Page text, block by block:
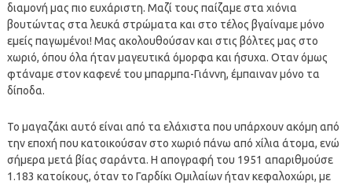
διαμονή μας πιο ευχάριστη. Μαζί τους παίζαμε στα χιόνια
βουτώντας στα λευκά στρώματα και στο τέλος βγαίναμε μόνο
εμείς παγωμένοι! Μας ακολουθούσαν και στις βόλτες μας στο
χωριό, όπου όλα ήταν μαγευτικά όμορφα και ήσυχα. Οταν όμως
φτάναμε στον καφενέ του μπαρμπα-Γιάννη, έμπαιναν μόνο τα
δίποδα.
Το μαγαζάκι αυτό είναι από τα ελάχιστα που υπάρχουν ακόμη από
την εποχή που κατοικούσαν στο χωριό πάνω από χίλια άτομα, ενώ
σήμερα μετά βίας σαράντα. Η απογραφή του 1951 απαριθμούσε
1.183 κατοίκους, όταν το Γαρδίκι Ομιλαίων ήταν κεφαλοχώρι, με